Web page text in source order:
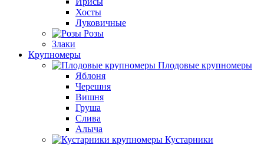
Хосты
Луковичные
Розы
Злаки
Крупномеры
Плодовые крупномеры
Яблоня
Черешня
Вишня
Груша
Слива
Алыча
Кустарники